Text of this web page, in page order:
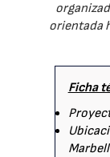
orientada
Ficha